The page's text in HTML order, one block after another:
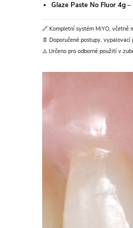
Glaze Paste No Fluor 4g –
🔗 Kompletní systém MiYO, včetně
📄 Doporučené postupy,
⚠️ Určeno pro odborné použití v